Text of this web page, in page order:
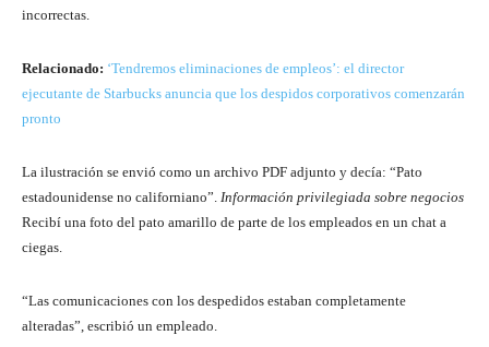
incorrectas.
Relacionado: ‘Tendremos eliminaciones de empleos’: el director
ejecutante de Starbucks anuncia que los despidos corporativos comenzarán
pronto
La ilustración se envió como un archivo PDF adjunto y decía: “Pato
estadounidense no californiano”. Información privilegiada sobre negocios
Recibí una foto del pato amarillo de parte de los empleados en un chat a
ciegas.
“Las comunicaciones con los despedidos estaban completamente
alteradas”, escribió un empleado.